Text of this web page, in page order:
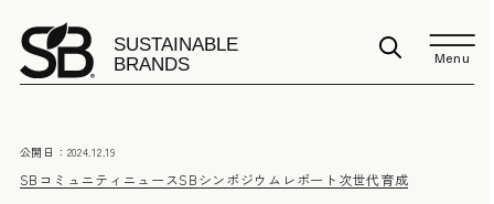
Menu
SBコミュニティニュースSBシンポジウムレポート 次世代育成
公開日： 2024.12.19